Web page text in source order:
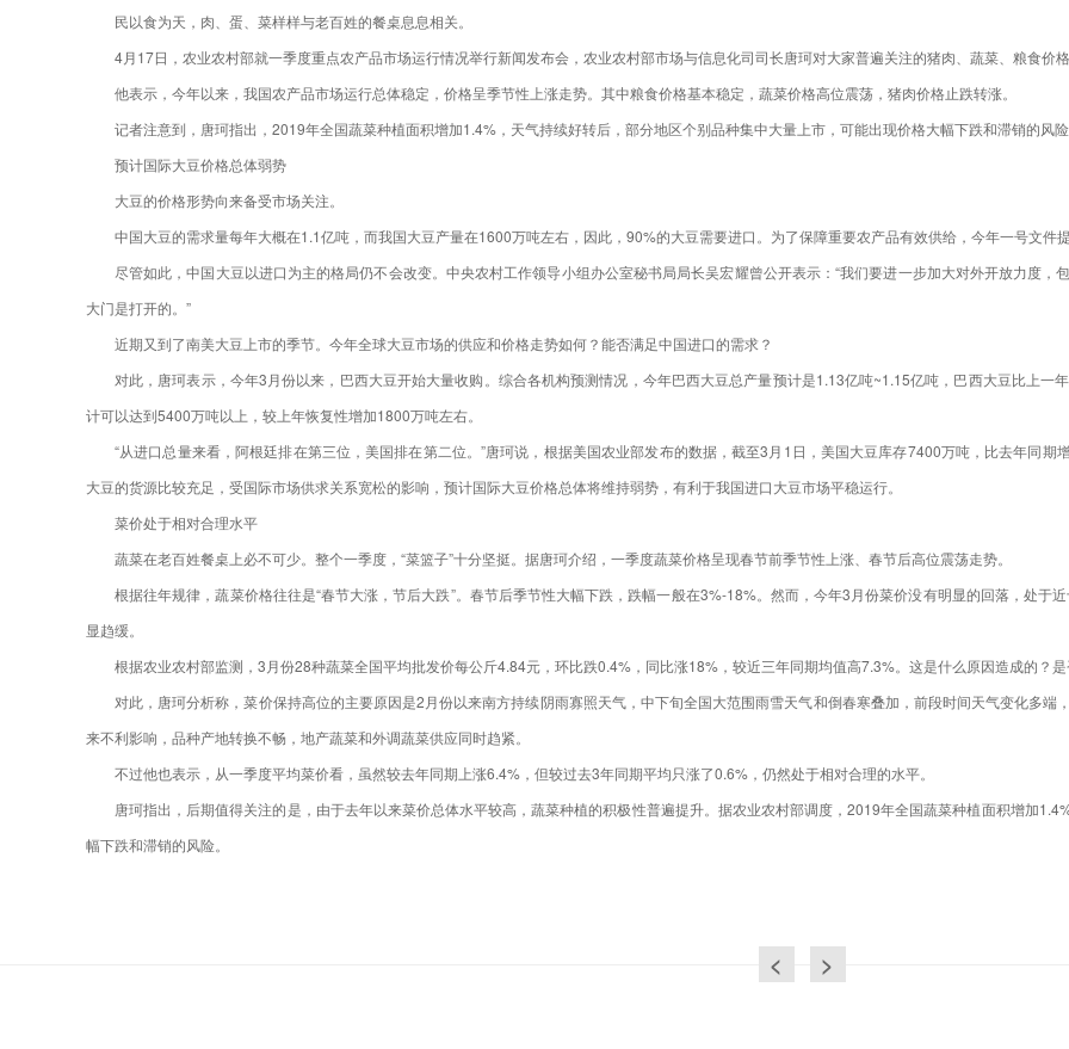
民以食为天，肉、蛋、菜样样与老百姓的餐桌息息相关。
4月17日，农业农村部就一季度重点农产品市场运行情况举行新闻发布会，农业农村部市场与信息化司司长唐珂对大家普遍关注的猪肉、蔬菜、粮食价格
他表示，今年以来，我国农产品市场运行总体稳定，价格呈季节性上涨走势。其中粮食价格基本稳定，蔬菜价格高位震荡，猪肉价格止跌转涨。
记者注意到，唐珂指出，2019年全国蔬菜种植面积增加1.4%，天气持续好转后，部分地区个别品种集中大量上市，可能出现价格大幅下跌和滞销的风险
预计国际大豆价格总体弱势
大豆的价格形势向来备受市场关注。
中国大豆的需求量每年大概在1.1亿吨，而我国大豆产量在1600万吨左右，因此，90%的大豆需要进口。为了保障重要农产品有效供给，今年一号文件
尽管如此，中国大豆以进口为主的格局仍不会改变。中央农村工作领导小组办公室秘书局局长吴宏耀曾公开表示：“我们要进一步加大对外开放力度
大门是打开的。”
近期又到了南美大豆上市的季节。今年全球大豆市场的供应和价格走势如何？能否满足中国进口的需求？
对此，唐珂表示，今年3月份以来，巴西大豆开始大量收购。综合各机构预测情况，今年巴西大豆总产量预计是1.13亿吨~1.15亿吨，巴西大豆比上
计可以达到5400万吨以上，较上年恢复性增加1800万吨左右。
“从进口总量来看，阿根廷排在第三位，美国排在第二位。”唐珂说，根据美国农业部发布的数据，截至3月1日，美国大豆库存7400万吨，比去年同
大豆的货源比较充足，受国际市场供求关系宽松的影响，预计国际大豆价格总体将维持弱势，有利于我国进口大豆市场平稳运行。
菜价处于相对合理水平
蔬菜在老百姓餐桌上必不可少。整个一季度，“菜篮子”十分坚挺。据唐珂介绍，一季度蔬菜价格呈现春节前季节性上涨、春节后高位震荡走势。
根据往年规律，蔬菜价格往往是“春节大涨，节后大跌”。春节后季节性大幅下跌，跌幅一般在3%-18%。然而，今年3月份菜价没有明显的回落，处于
显趋缓。
根据农业农村部监测，3月份28种蔬菜全国平均批发价每公斤4.84元，环比跌0.4%，同比涨18%，较近三年同期均值高7.3%。这是什么原因造成的？
对此，唐珂分析称，菜价保持高位的主要原因是2月份以来南方持续阴雨寡照天气，中下旬全国大范围雨雪天气和倒春寒叠加，前段时间天气变化多
来不利影响，品种产地转换不畅，地产蔬菜和外调蔬菜供应同时趋紧。
不过他也表示，从一季度平均菜价看，虽然较去年同期上涨6.4%，但较过去3年同期平均只涨了0.6%，仍然处于相对合理的水平。
唐珂指出，后期值得关注的是，由于去年以来菜价总体水平较高，蔬菜种植的积极性普遍提升。据农业农村部调度，2019年全国蔬菜种植面积增加
幅下跌和滞销的风险。
< >